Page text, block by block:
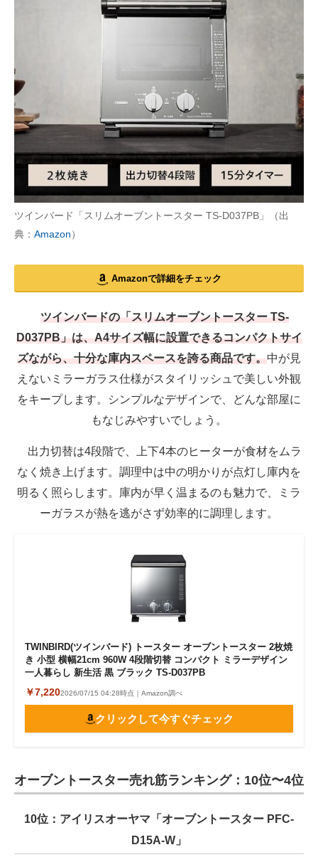
ツインバード「スリムオーブントースター TS-D037PB」（出
典： Amazon）
Amazonで詳細をチェック
ツインバードの「スリムオーブントースター TS-
D037PB」は、A4サイズ幅に設置できるコンパクトサイ
ズながら、十分な庫内スペースを誇る商品です。中が見
えないミラーガラス仕様がスタイリッシュで美しい外観
をキープします。シンプルなデザインで、どんな部屋に
もなじみやすいでしょう。
出力切替は4段階で、上下4本のヒーターが食材をムラ
なく焼き上げます。調理中は中の明かりが点灯し庫内を
明るく照らします。庫内が早く温まるのも魅力で、ミラ
ーガラスが熱を逃がさず効率的に調理します。
TWINBIRD(ツインバード) トースター オーブントースター 2枚焼
き 小型 横幅21cm 960W 4段階切替 コンパクト ミラーデザイン
一人暮らし 新生活 黒 ブラック TS-D037PB
￥7,2202026/07/15 04:28時点｜Amazon調べ
クリックして今すぐチェック
オーブントースター売れ筋ランキング：10位〜4位
10位：アイリスオーヤマ「オーブントースター PFC-
D15A-W」